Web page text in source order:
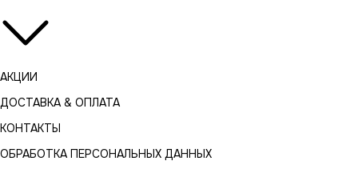
АКЦИИ
ДОСТАВКА & ОПЛАТА
КОНТАКТЫ
ОБРАБОТКА ПЕРСОНАЛЬНЫХ ДАННЫХ